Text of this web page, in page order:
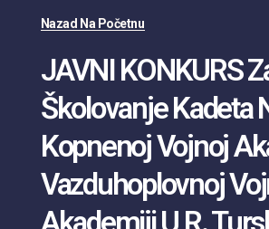
Nazad Na Početnu
JAVNI KONKURS
Školovanje Kadeta
Kopnenoj Vojnoj
Vazduhoplovnoj